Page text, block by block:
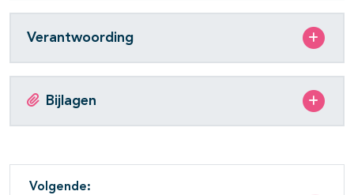
Verantwoording
Bijlagen
Volgende: